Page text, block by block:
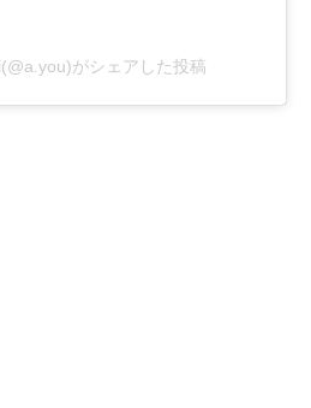
がシェアした投稿